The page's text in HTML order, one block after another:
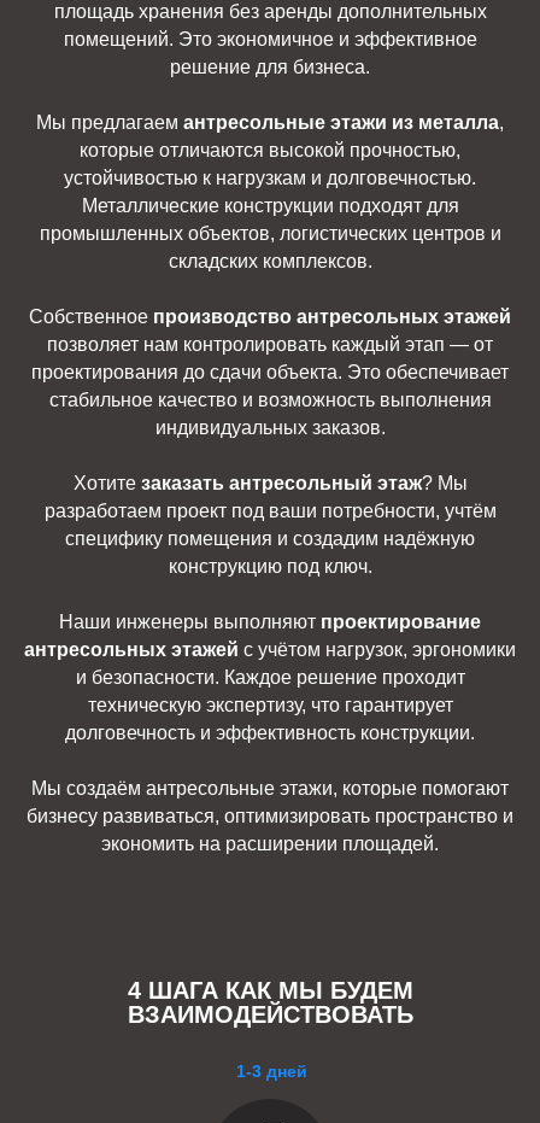
площадь хранения без аренды дополнительных
помещений. Это экономичное и эффективное
решение для бизнеса.
Мы предлагаем антресольные этажи из металла,
которые отличаются высокой прочностью,
устойчивостью к нагрузкам и долговечностью.
Металлические конструкции подходят для
промышленных объектов, логистических центров и
складских комплексов.
Собственное производство антресольных этажей
позволяет нам контролировать каждый этап — от
проектирования до сдачи объекта. Это обеспечивает
стабильное качество и возможность выполнения
индивидуальных заказов.
Хотите заказать антресольный этаж? Мы
разработаем проект под ваши потребности, учтём
специфику помещения и создадим надёжную
конструкцию под ключ.
Наши инженеры выполняют проектирование
антресольных этажей с учётом нагрузок, эргономики
и безопасности. Каждое решение проходит
техническую экспертизу, что гарантирует
долговечность и эффективность конструкции.
Мы создаём антресольные этажи, которые помогают
бизнесу развиваться, оптимизировать пространство и
экономить на расширении площадей.
4 ШАГА КАК МЫ БУДЕМ
ВЗАИМОДЕЙСТВОВАТЬ
1-3 дней